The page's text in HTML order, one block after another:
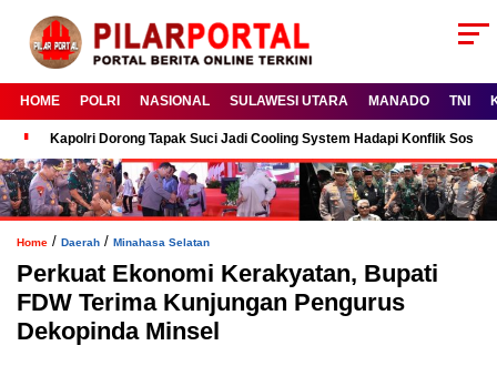
HOME POLRI NASIONAL SULAWESI UTARA MANADO TNI
Kapolri Dorong Tapak Suci Jadi Cooling System Hadapi Konflik Sosial
Home / Daerah / Minahasa Selatan
Perkuat Ekonomi Kerakyatan, Bupati
FDW Terima Kunjungan Pengurus
Dekopinda Minsel